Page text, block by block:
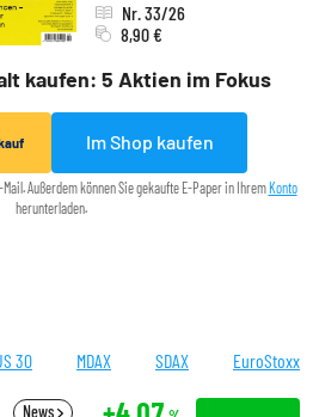
kaufen: 5 Aktien im Fokus
Nr. 33/26
8,90 €
Im Shop kaufen
Außerdem können Sie gekaufte E-Paper in IhremKonto
herunterladen.
30 MDAX SDAX EuroStoxx
News